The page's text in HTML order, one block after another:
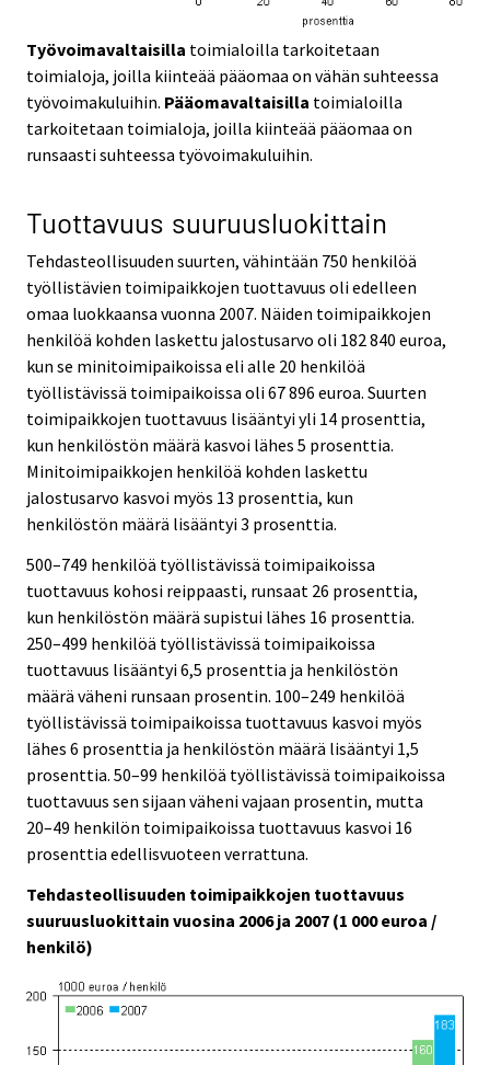
Työvoimavaltaisilla toimialoilla tarkoitetaan
toimialoja, joilla kiinteää pääomaa on vähän suhteessa
työvoimakuluihin. Pääomavaltaisilla toimialoilla
tarkoitetaan toimialoja, joilla kiinteää pääomaa on
runsaasti suhteessa työvoimakuluihin.
Tuottavuus suuruusluokittain
Tehdasteollisuuden suurten, vähintään 750 henkilöä
työllistävien toimipaikkojen tuottavuus oli edelleen
omaa luokkaansa vuonna 2007. Näiden toimipaikkojen
henkilöä kohden laskettu jalostusarvo oli 182 840 euroa,
kun se minitoimipaikoissa eli alle 20 henkilöä
työllistävissä toimipaikoissa oli 67 896 euroa. Suurten
toimipaikkojen tuottavuus lisääntyi yli 14 prosenttia,
kun henkilöstön määrä kasvoi lähes 5 prosenttia.
Minitoimipaikkojen henkilöä kohden laskettu
jalostusarvo kasvoi myös 13 prosenttia, kun
henkilöstön määrä lisääntyi 3 prosenttia.
500–749 henkilöä työllistävissä toimipaikoissa
tuottavuus kohosi reippaasti, runsaat 26 prosenttia,
kun henkilöstön määrä supistui lähes 16 prosenttia.
250–499 henkilöä työllistävissä toimipaikoissa
tuottavuus lisääntyi 6,5 prosenttia ja henkilöstön
määrä väheni runsaan prosentin. 100–249 henkilöä
työllistävissä toimipaikoissa tuottavuus kasvoi myös
lähes 6 prosenttia ja henkilöstön määrä lisääntyi 1,5
prosenttia. 50–99 henkilöä työllistävissä toimipaikoissa
tuottavuus sen sijaan väheni vajaan prosentin, mutta
20–49 henkilön toimipaikoissa tuottavuus kasvoi 16
prosenttia edellisvuoteen verrattuna.
Tehdasteollisuuden toimipaikkojen tuottavuus
suuruusluokittain vuosina 2006 ja 2007 (1 000 euroa /
henkilö)